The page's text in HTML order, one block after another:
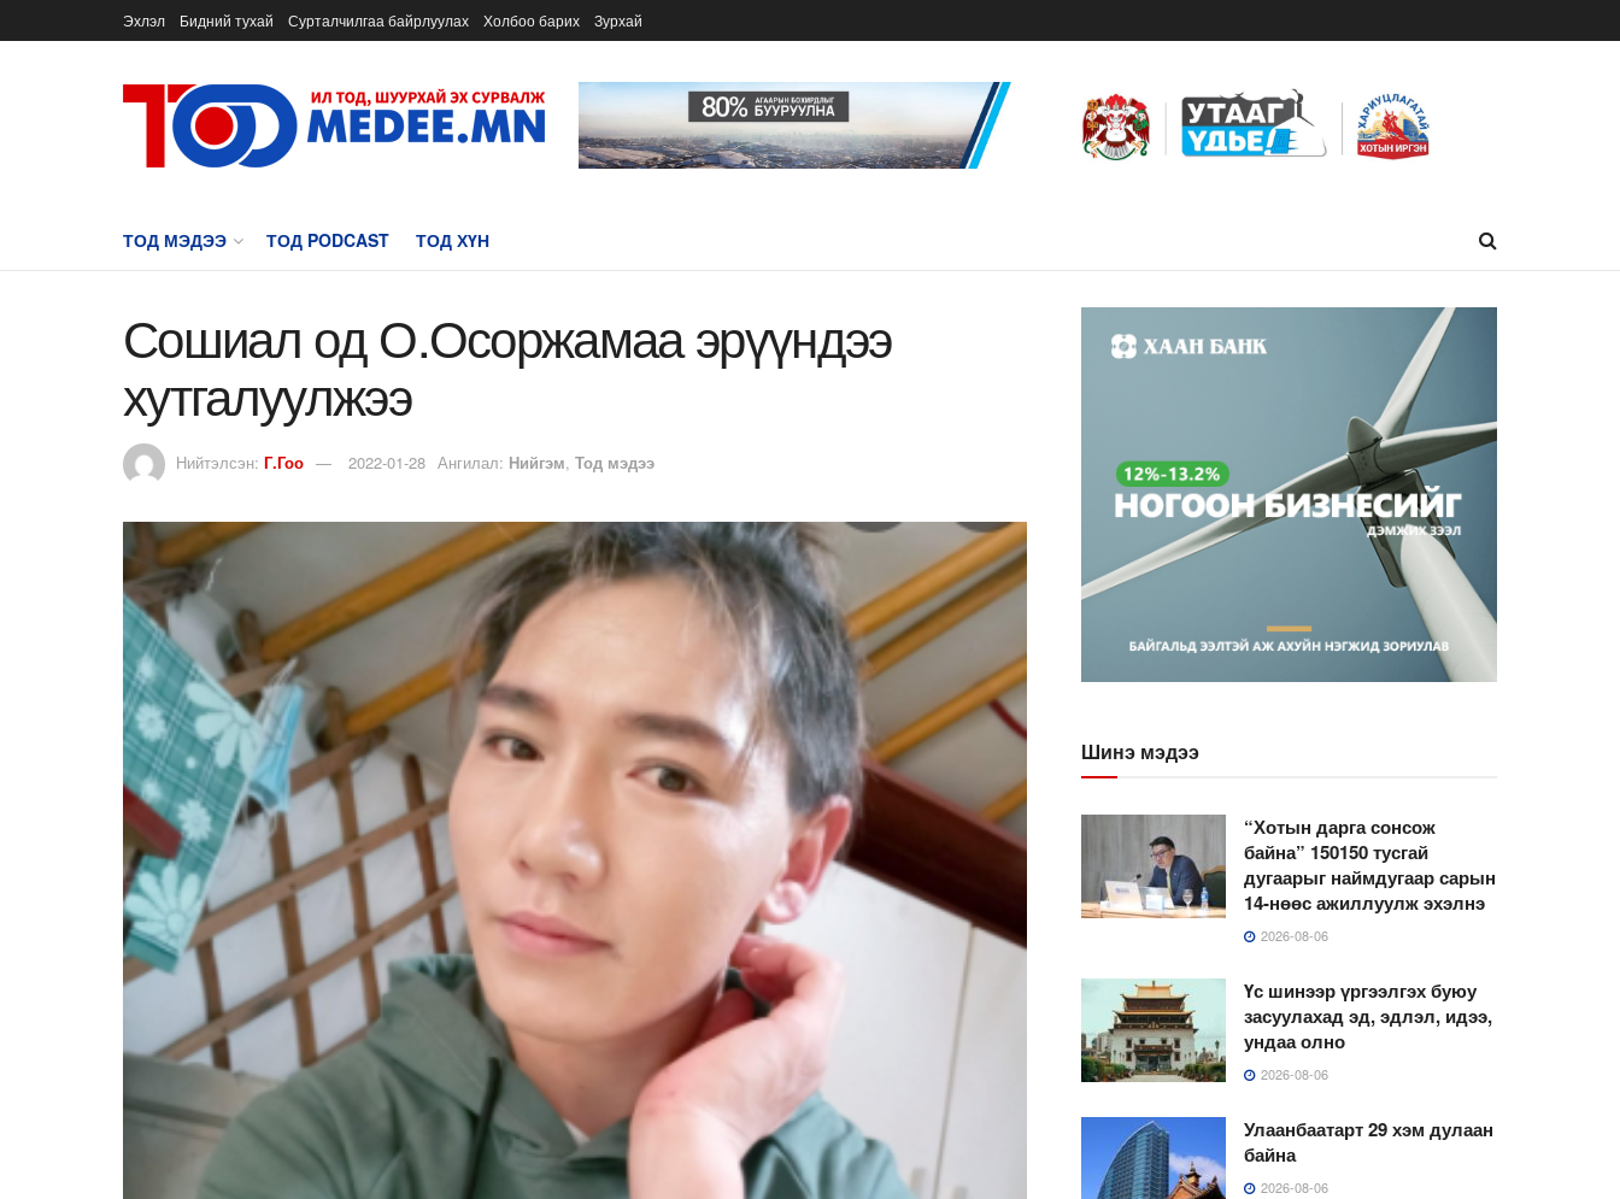
Эхлэл Бидний тухай Сурталчилгаа байрлуулах Холбоо барих Зурхай
ТОД МЭДЭЭ ТОД PODCAST ТОД ХҮН
Сошиал од О.Осоржамаа эрүүндээ
хутгалуулжээ
Нийтэлсэн: Г.Гоо 2022-01-28 Ангилал: Нийгэм, Тод мэдээ
Шинэ мэдээ
“Хотын дарга сонсож
байна” 150150 тусгай
дугаарыг наймдугаар сарын
14-нөөс ажиллуулж эхэлнэ
2026-08-06
Үс шинээр үргээлгэх буюу
засуулахад эд, эдлэл, идээ,
ундаа олно
2026-08-06
Улаанбаатарт 29 хэм дулаан
байна
2026-08-06